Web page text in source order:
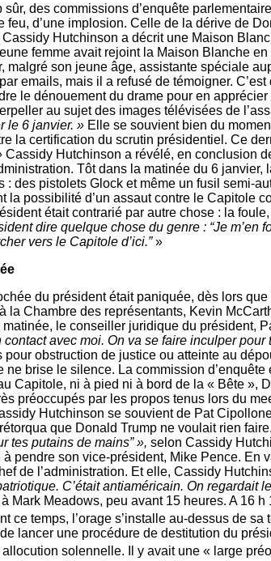
des commissions d’enquête
feu, d’une implosion. Celle de la dérive de
Hutchinson a décrit une Maison
femme avait rejoint la Maison Blanche
malgré son jeune âge, assistante spéciale
e­mails, mais il a refusé de témoigner.
le dénouement du drame pour en
au sujet des images télévisées de
le 6 janvier. » Elle se souvient bien du
la certification du scrutin présidentiel. Ce
Cassidy Hutchinson a révélé, en conclusion
Tôt dans la matinée du 6
: des pistolets Glock et même un fusil semi-
la possibilité d’un assaut contre le Capitole
était contrarié par autre chose : la
dire quelque chose du genre : “Je
vers le Capitole d’ici.”»
du président était paniquée, dès lors
la Chambre des représentants, Kevin
le conseiller juridique du président,
avec moi. On va se faire inculper
obstruction de justice ou atteinte au
brise le silence. La commission
Capitole, ni à pied ni à bord de la « Bête »,
préoccupés par les propos tenus lors du
Hutchinson se souvient de Pat
que Donald Trump ne voulait rien
tes putains de mains” », selon Cassidy
pendre son vice-président, Mike Pence. En
de l’administration. Et elle, Cassidy
C’était antiaméricain. On
Mark Meadows, peu avant 15 heures. A 16
ce temps, l’orage s’installe au-­dessus de
lancer une procédure de destitution du
solennelle. Il y avait une « large